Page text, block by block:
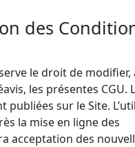
des
le droit de modifier,
les présentes CGU.
publiées sur le Site.
la mise en ligne des
acceptation des